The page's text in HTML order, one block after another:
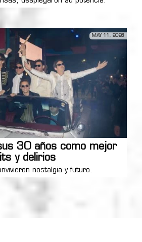
MAY 11, 2026
30 años como mejor
y delirios
nostalgia y futuro.